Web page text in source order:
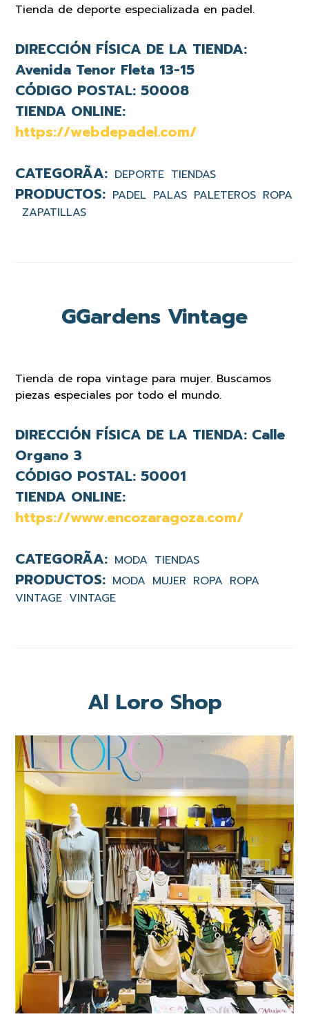
Tienda de deporte especializada en padel.
DIRECCIÓN FÍSICA DE LA TIENDA:
Avenida Tenor Fleta 13-15
CÓDIGO POSTAL: 50008
TIENDA ONLINE:
https://webdepadel.com/
DEPORTE TIENDAS
PADEL PALAS PALETEROS ROPA
ZAPATILLAS
GGardens Vintage
Tienda de ropa vintage para mujer. Buscamos
piezas especiales por todo el mundo.
DIRECCIÓN FÍSICA DE LA TIENDA: Calle
Organo 3
CÓDIGO POSTAL: 50001
TIENDA ONLINE:
https://www.encozaragoza.com/
MODA TIENDAS
MODA MUJER ROPA ROPA
VINTAGE VINTAGE
Al Loro Shop